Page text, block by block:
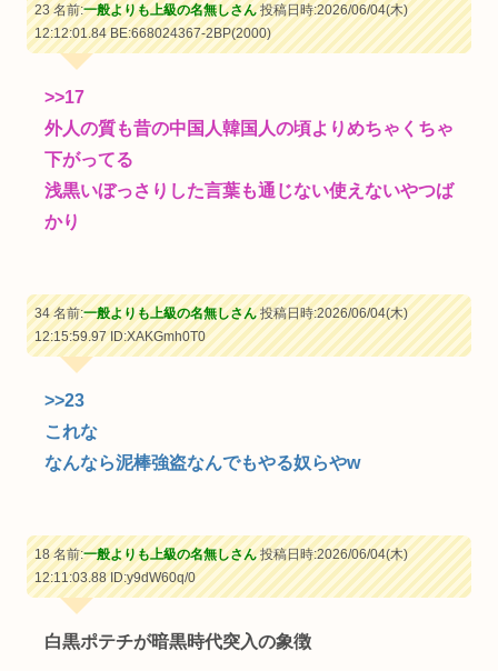
23 名前:一般よりも上級の名無しさん投稿日時:2026/06/04(木)
12:12:01.84 BE:668024367-2BP(2000)
>>17
外人の質も昔の中国人韓国人の頃よりめちゃくちゃ
下がってる
浅黒いぼっさりした言葉も通じない使えないやつば
かり
34 名前:一般よりも上級の名無しさん投稿日時:2026/06/04(木)
12:15:59.97ID:XAKGmh0T0
>>23
これな
なんなら泥棒強盗なんでもやる奴らやw
18 名前:一般よりも上級の名無しさん投稿日時:2026/06/04(木)
12:11:03.88ID:y9dW60q/0
白黒ポテチが暗黒時代突入の象徴